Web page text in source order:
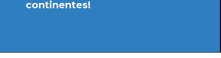
continentes!